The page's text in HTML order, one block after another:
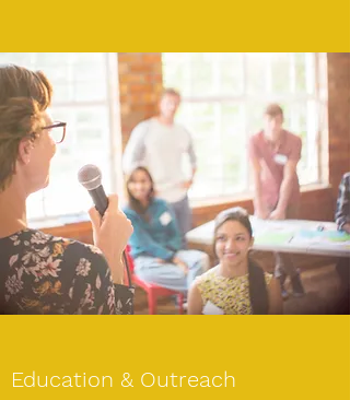
Education & Outreach